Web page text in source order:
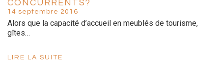
CONCURRENTS?
14 septembre 2016
Alors que la capacité d’accueil en meublés de tourisme,
gîtes…
LIRE LA SUITE